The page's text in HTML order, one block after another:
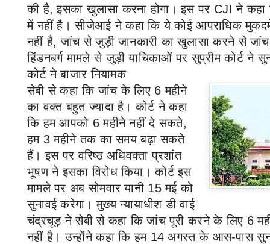
की है,इसका खुलासा करना होगा। इस पर CJIने कहा
में नहीं है। सीजेआई ने कहा कि ये कोई आपराधिक
नहीं है,जांच से जुड़ी जानकारी का खुलासा करने से जांच
हिंडनबर्ग मामले से जुड़ी याचिकाओं पर सुप्रीम कोर्ट ने
कोर्ट ने बाजार नियामक
सेबी से कहा कि जांच के लिए 6महीने
का वक्त बहुत ज्यादा है। कोर्ट ने कहा
कि हम आपको 6महीने नहीं दे सकते,
हम 3महीने तक का समय बढ़ा सकते
हैं। इस पर वरिष्ठ अधिवक्ता प्रशांत
भूषण ने इसका विरोध किया। कोर्ट इस
मामले पर अब सोमवार यानी 15मई को
सुनावई करेगा। मुख्य न्यायाधीश डी वाई
चंद्रचूड़ ने सेबी से कहा कि जांच पूरी करने के लिए 6
नहीं है। उन्होंने कहा कि हम 14अगस्त के आस-पास